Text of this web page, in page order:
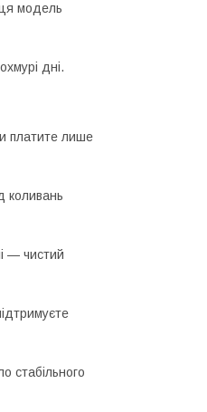
модель
дні.
платите лише
коливань
— чистий
стабільного